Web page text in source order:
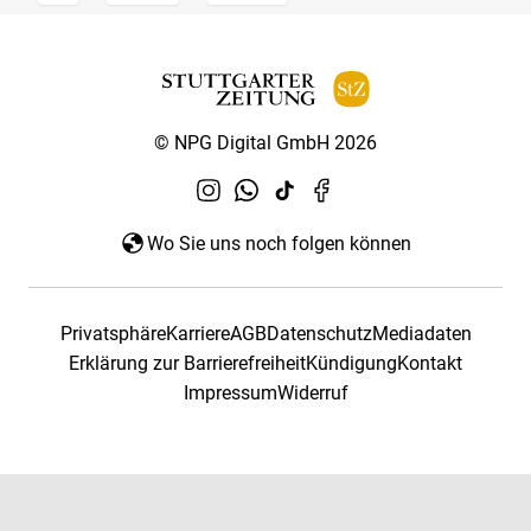
© NPG Digital GmbH 2026
Wo Sie uns noch folgen können
PrivatsphäreKarriereAGBDatenschutzMediadaten
Erklärung zur BarrierefreiheitKündigungKontakt
ImpressumWiderruf